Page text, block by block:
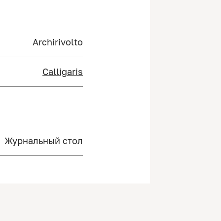
Archirivolto
Calligaris
Журнальный стол